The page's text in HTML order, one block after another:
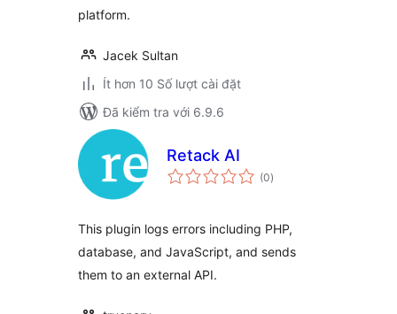
platform.
Jacek Sultan
Ít hơn 10 Số lượt cài đặt
Đã kiểm tra với 6.9.6
Retack AI
(0tổng
đánh
)
This plugin logs errors including PHP,
database, and JavaScript, and sends
them to an external API.